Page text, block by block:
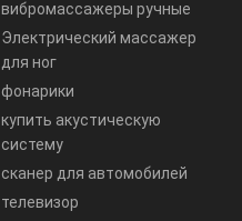
вибромассажеры ручные
Электрический массажер
для ног
фонарики
купить акустическую
систему
сканер для автомобилей
телевизор